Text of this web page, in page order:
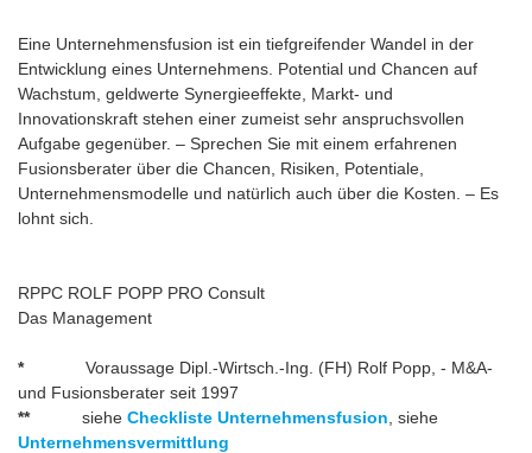
Eine Unternehmensfusion ist ein tiefgreifender Wandel in der
Entwicklung eines Unternehmens. Potential und Chancen auf
Wachstum, geldwerte Synergieeffekte, Markt- und
Innovationskraft stehen einer zumeist sehr anspruchsvollen
Aufgabe gegenüber. – Sprechen Sie mit einem erfahrenen
Fusionsberater über die Chancen, Risiken, Potentiale,
Unternehmensmodelle und natürlich auch über die Kosten. – Es
lohnt sich.
RPPC ROLF POPP PRO Consult
Das Management
*Voraussage Dipl.-Wirtsch.-Ing. (FH) Rolf Popp, - M&A-
und Fusionsberater seit 1997
**siehe Checkliste Unternehmensfusion , siehe
Unternehmensvermittlung